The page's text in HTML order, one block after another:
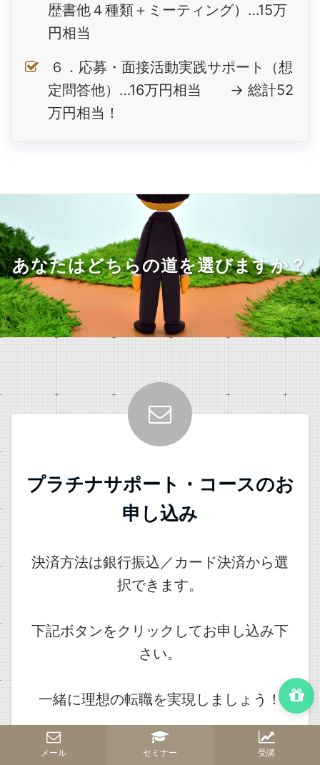
歴書他４種類＋ミーティング）…15万
円相当
６．応募・面接活動実践サポート（想
定問答他）…16万円相当 → 総計52
万円相当！
あなたはどちらの道を選びますか？
プラチナサポート・コースのお
申し込み
決済方法は銀行振込／カード決済から選
択できます。
下記ボタンをクリックしてお申し込み下
さい。
一緒に理想の転職を実現しましょう！
（※申込前に必ず下記の「プロジェクト
メール セミナー 受講